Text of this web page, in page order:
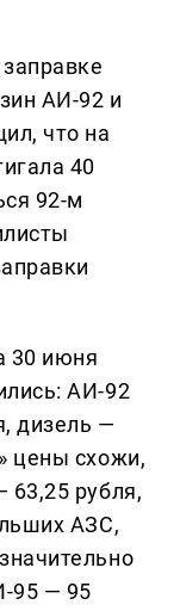
АИ-92 и
что на
40
92-м
30 июня
АИ-92
дизель —
цены схожи,
рубля,
АЗС,
95 — 95